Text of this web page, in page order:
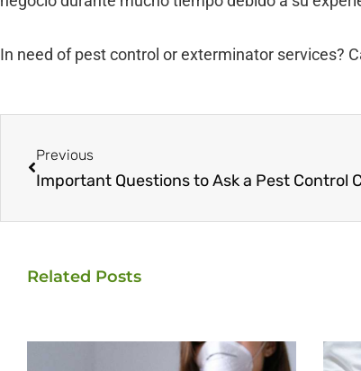
In need of pest control or exterminator services?
Previous
Related Posts